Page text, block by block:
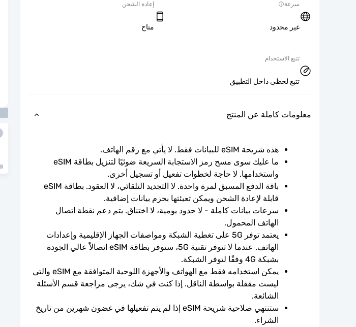
سرعة
غير محدود
إعادة الشحن
متاح
تتبع الاستخدام
تتبع لحظي داخل التطبيق
معلومات كاملة عن المنتج
هذه شريحة eSIM للبيانات فقط. لا يأتي مع رقم الهاتف.
واستخدامها. لا حاجة لخطوات تفعيل أو تسجيل أخرى.
قابلة لإعادة الشحن ويمكن تعبئتها بحزم بيانات إضافية.
الهاتف المحمول.
بشبكة 4G وفقًا لتوفر الشبكة.
الشائعة.
الشراء.